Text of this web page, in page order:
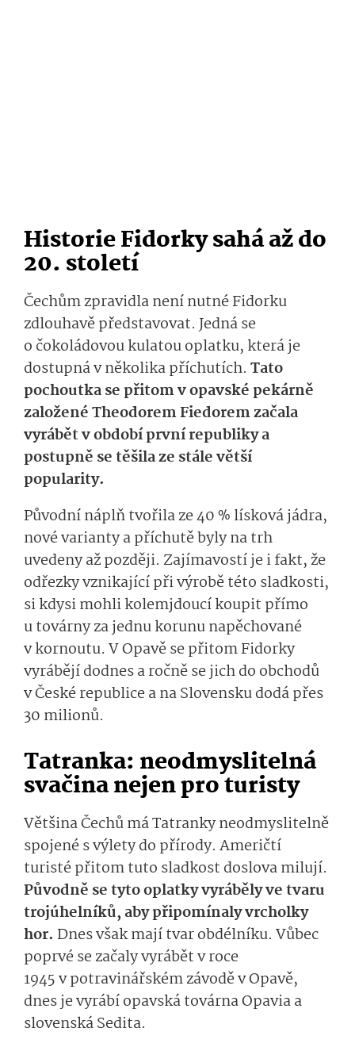
Historie Fidorky sahá až do
20. století
Čechům zpravidla není nutné Fidorku
zdlouhavě představovat. Jedná se
o čokoládovou kulatou oplatku, která je
dostupná v několika příchutích. Tato
pochoutka se přitom v opavské pekárně
založené Theodorem Fiedorem začala
vyrábět v období první republiky a
postupně se těšila ze stále větší
popularity.
Původní náplň tvořila ze 40 % lísková jádra,
nové varianty a příchutě byly na trh
uvedeny až později. Zajímavostí je i fakt, že
odřezky vznikající při výrobě této sladkosti,
si kdysi mohli kolemjdoucí koupit přímo
u továrny za jednu korunu napěchované
v kornoutu. V Opavě se přitom Fidorky
vyrábějí dodnes a ročně se jich do obchodů
v České republice a na Slovensku dodá přes
30 milionů.
Tatranka: neodmyslitelná
svačina nejen pro turisty
Většina Čechů má Tatranky neodmyslitelně
spojené s výlety do přírody. Američtí
turisté přitom tuto sladkost doslova milují.
Původně se tyto oplatky vyráběly ve tvaru
trojúhelníků, aby připomínaly vrcholky
hor. Dnes však mají tvar obdélníku. Vůbec
poprvé se začaly vyrábět v roce
1945 v potravi­nářském závodě v Opavě,
dnes je vyrábí opavská továrna Opavia a
slovenská Sedita.